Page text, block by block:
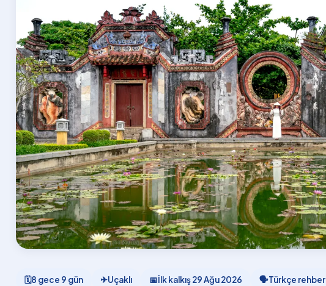
🗓8 gece 9 gün ✈Uçaklı 📅İlk kalkış29 Ağu 2026 🗣Türkçe rehber